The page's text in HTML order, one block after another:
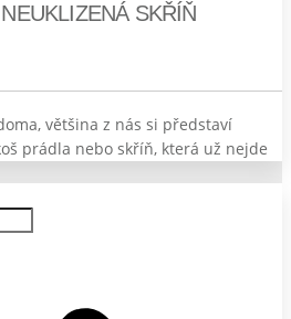
SKŘÍŇ
většina z nás si představí
prádla nebo skříň, která už nejde